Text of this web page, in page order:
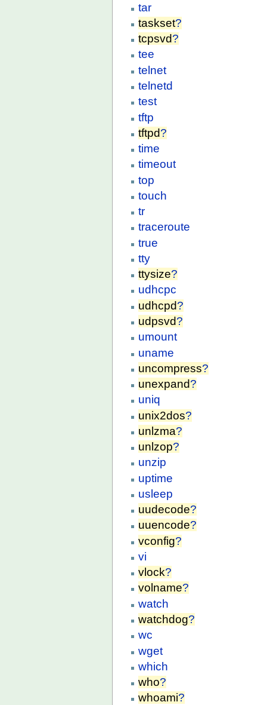
tar
taskset?
tcpsvd?
tee
telnet
telnetd
test
tftp
tftpd?
time
timeout
top
touch
tr
traceroute
true
tty
ttysize?
udhcpc
udhcpd?
udpsvd?
umount
uname
uncompress?
unexpand?
uniq
unix2dos?
unlzma?
unlzop?
unzip
uptime
usleep
uudecode?
uuencode?
vconfig?
vi
vlock?
volname?
watch
watchdog?
wc
wget
which
who?
whoami?